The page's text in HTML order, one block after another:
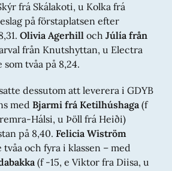
frá Skálakoti, u Kolka frá
på förstaplatsen efter
Olivia Agerhill och Júlía från
från Knutshyttan, u Electra
tvåa på 8,24.
dessutom att leverera i GDYB
med Bjarmi frá Ketilhúshaga (f
Hálsi, u Þöll frá Heiði)
på 8,40. Felicia Wiström
och fyra i klassen – med
(f -15, e Viktor fra Diisa, u